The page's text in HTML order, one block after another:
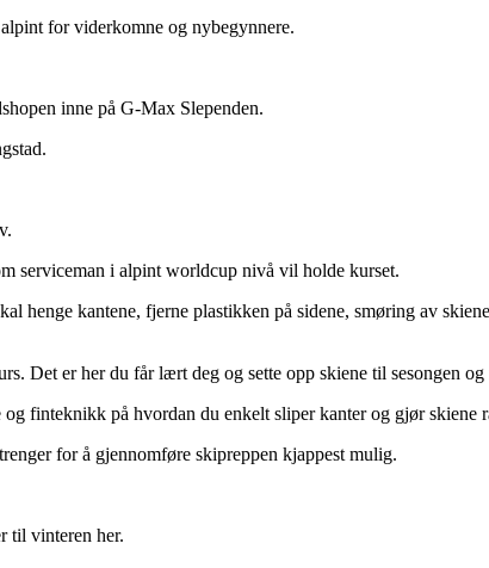
for viderkomne og nybegynnere.
inne på G-Max Slependen.
serviceman i alpint worldcup nivå vil holde kurset.
henge kantene, fjerne plastikken på sidene, smøring av
Det er her du får lært deg og sette opp skiene til sesongen og
finteknikk på hvordan du enkelt sliper kanter og gjør skiene
for å gjennomføre skipreppen kjappest mulig.
til vinteren her.